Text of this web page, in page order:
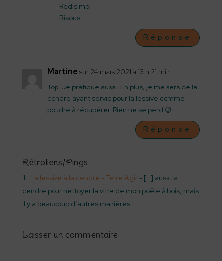
Redis moi
Bisous
Réponse
Martine sur 24 mars 2021 à 13 h 21 min
Top! Je pratique aussi. En plus, je me sers de la
cendre ayant servie pour la lessive comme
poudre à récupérer. Rien ne se perd 😉
Réponse
Rétroliens/Pings
La lessive à la cendre - Terre Agir- […] aussi la
cendre pour nettoyer la vitre de mon poêle à bois, mais
il y a beaucoup d’autres manières…
Laisser un commentaire